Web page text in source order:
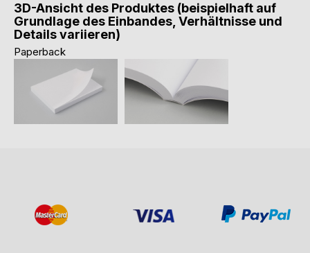
3D-Ansicht des Produktes (beispielhaft auf
Grundlage des Einbandes, Verhältnisse und
Details variieren)
Paperback